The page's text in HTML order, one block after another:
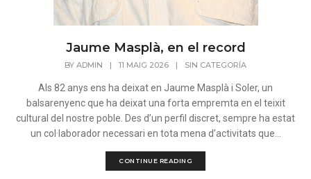
Jaume Masplà, en el record
BY ADMIN | 11 MAIG 2026 | SIN CATEGORÍA
Als 82 anys ens ha deixat en Jaume Masplà i Soler, un
balsarenyenc que ha deixat una forta empremta en el teixit
cultural del nostre poble. Des d’un perfil discret, sempre ha estat
un col·laborador necessari en tota mena d’activitats que...
CONTINUE READING